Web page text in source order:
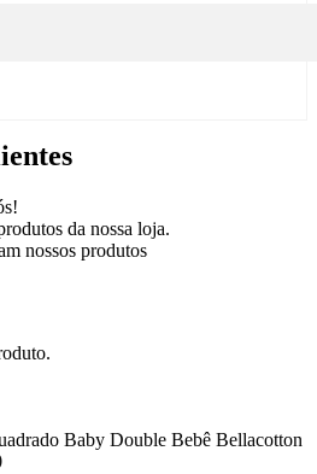
da nossa loja.
nossos produtos
Baby Double Bebê Bellacotton